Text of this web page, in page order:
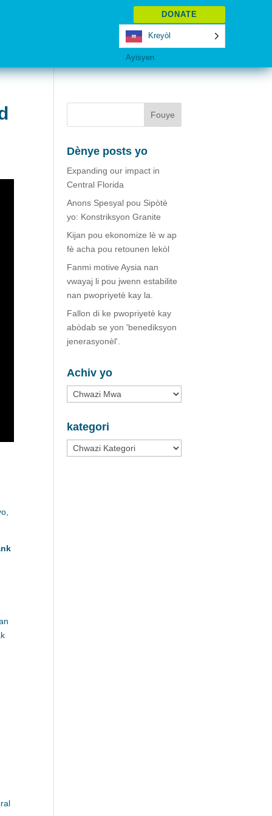
DONATE
Kreyòl
Ayisyen
Dènye posts yo
Expanding our impact in
Central Florida
Anons Spesyal pou Sipòtè
yo: Konstriksyon Granite
Kijan pou ekonomize lè w ap
fè acha pou retounen lekòl
Fanmi motive Aysia nan
vwayaj li pou jwenn estabilite
nan pwopriyetè kay la.
Fallon di ke pwopriyetè kay
abòdab se yon 'benediksyon
jenerasyonèl'.
Achiv yo
Achiv
yo
kategori
kategori